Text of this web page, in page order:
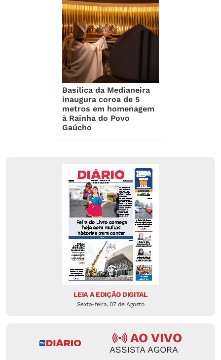
Basílica da Medianeira
inaugura coroa de 5
metros em homenagem
à Rainha do Povo
Gaúcho
LEIA A EDIÇÃO DIGITAL
Sexta-feira, 07 de Agosto
AO VIVO
ASSISTA AGORA